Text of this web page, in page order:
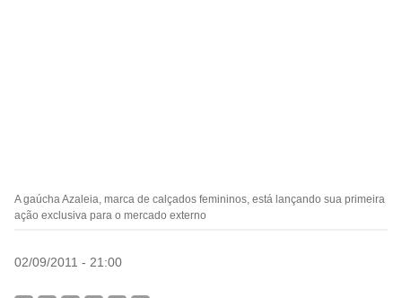
A gaúcha Azaleia, marca de calçados femininos, está lançando sua primeira
ação exclusiva para o mercado externo
02/09/2011 - 21:00